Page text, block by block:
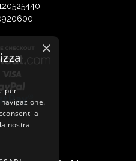
×
per
a
nostra